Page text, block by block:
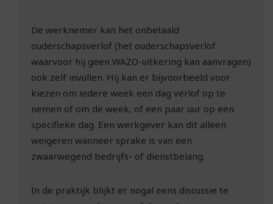
De werknemer kan het onbetaald
ouderschapsverlof (het ouderschapsverlof
waarvoor hij geen WAZO-uitkering kan aanvragen)
ook zelf invullen. Hij kan er bijvoorbeeld voor
kiezen om iedere week een dag verlof op te
nemen of om de week, of een paar uur op een
specifieke dag. Een werkgever kan dit alleen
weigeren wanneer sprake is van een
zwaarwegend bedrijfs- of dienstbelang.
In de praktijk blijkt er nogal eens discussie te